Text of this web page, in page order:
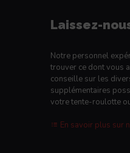
Laissez-
Notre personnel
trouver ce dont vous
conseille sur les
supplémentaires
votre tente-roulotte
En savoir plus sur